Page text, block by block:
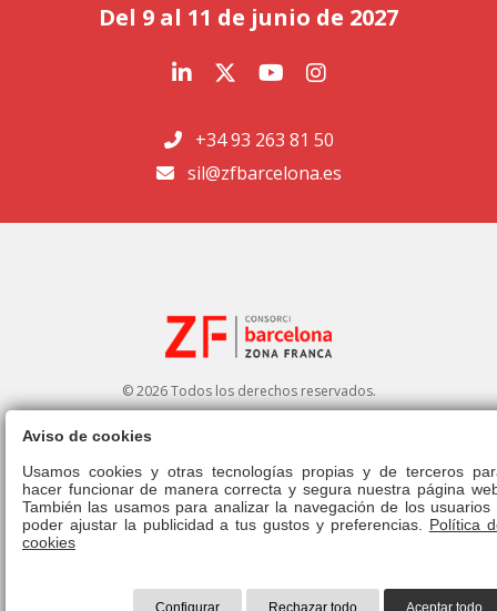
Del 9 al 11 de junio de 2027
+34 93 263 81 50
sil@zfbarcelona.es
© 2026 Todos los derechos reservados.
Aviso legal|Política de privacidad|Política de cookies|Canal ético|
Derecho de admisión|Normativa
Aviso de cookies
Usamos cookies y otras tecnologías propias y de terceros
hacer funcionar de manera correcta y segura nuestra página
También las usamos para analizar la navegación de los usuarios
poder ajustar la publicidad a tus gustos y preferencias. Política
cookies
Configurar Rechazar todo Aceptar todo